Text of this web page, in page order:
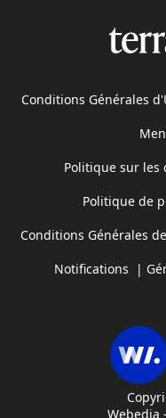
Conditions Générales
Politique sur les
Politique de
Conditions Générales
Notifications |
Webedia